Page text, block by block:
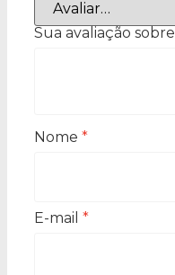
Sua avaliação
Nome *
E-mail *